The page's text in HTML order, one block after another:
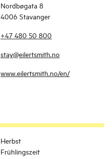
Nordbøgata 8
4006 Stavanger
+47 480 50 800
stay@eilertsmith.no
www.eilertsmith.no/en/
Herbst
Frühlingszeit